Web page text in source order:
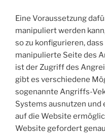
Eine Voraussetzung
manipuliert werden
so zu konfigurieren,
manipulierte Seite des
ist der Zugriff des
gibt es verschiedene
sogenannte Angriffs-
Systems ausnutzen
auf die Website
Website gefordert